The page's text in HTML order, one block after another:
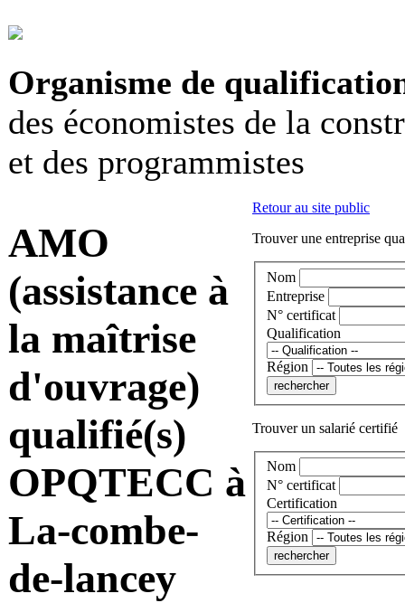
Organisme de
des économistes de la
et des programmistes
AMO
(assistance à
la maîtrise
d'ouvrage)
qualifié(s)
OPQTECC à
La-combe-
de-lancey
Retour au site public
Trouver une entreprise
Nom
Entreprise
N° certificat
Qualification
Région
Trouver un salarié certifié
Nom
N° certificat
Certification
Région